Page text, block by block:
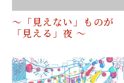
〜「見えない」ものが
「見える」夜 〜